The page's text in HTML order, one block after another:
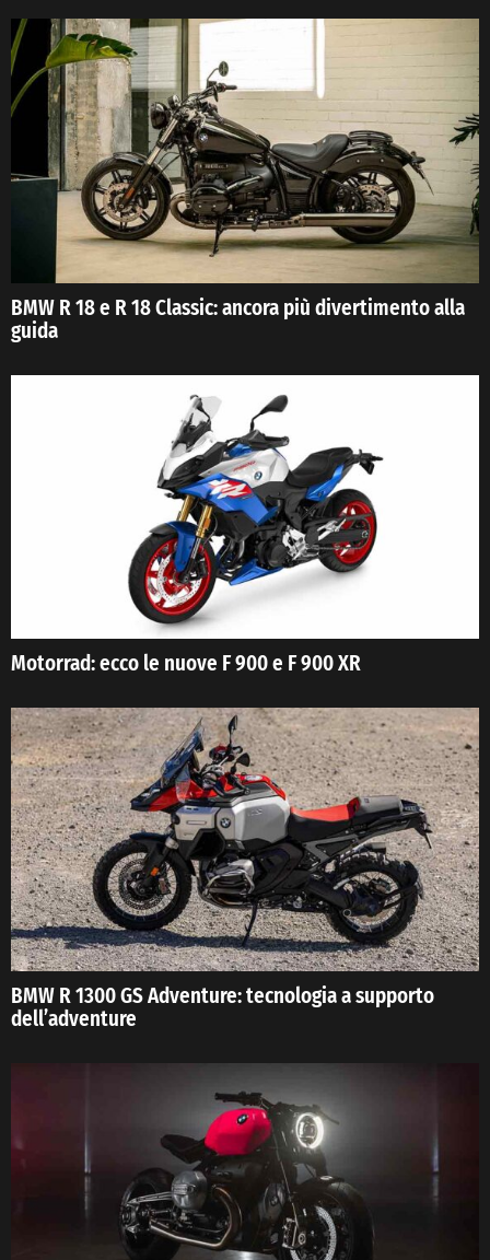
BMW R 18 e R 18 Classic: ancora più divertimento alla
guida
Motorrad: ecco le nuove F 900 e F 900 XR
BMW R 1300 GS Adventure: tecnologia a supporto
dell’adventure